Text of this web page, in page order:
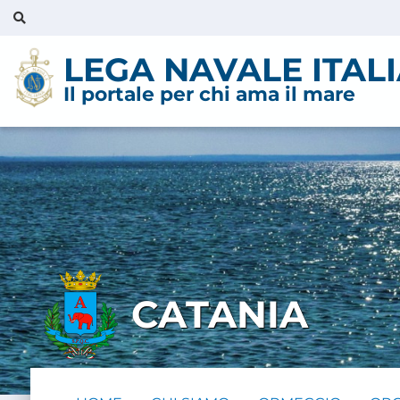
LEGA NAVALE
Il portale per chi ama il mare
CATANIA